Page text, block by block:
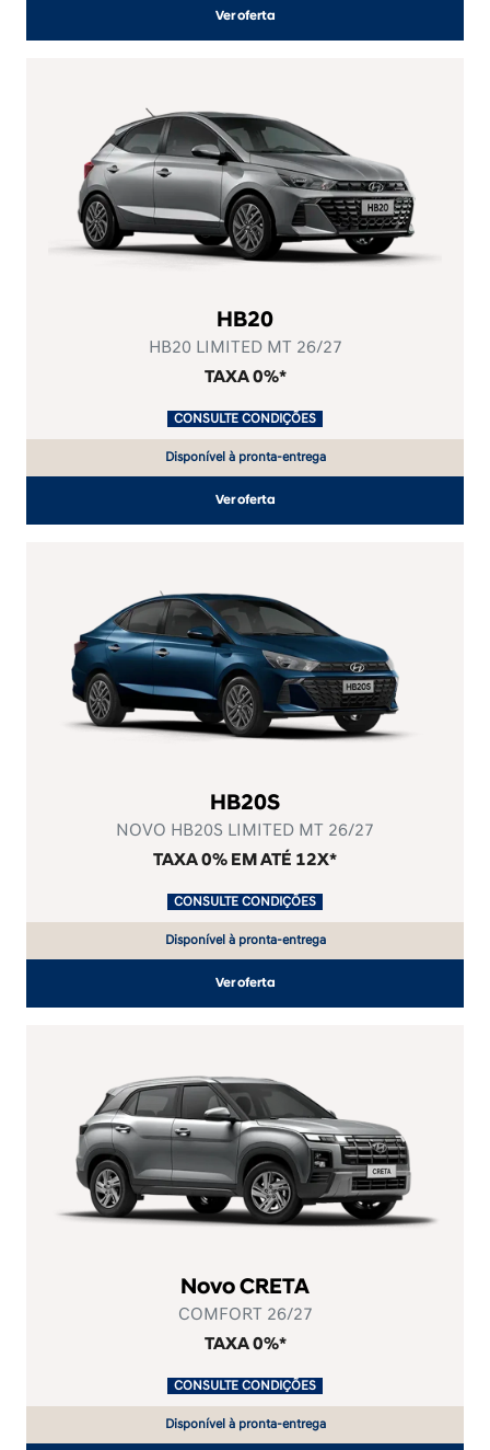
Ver oferta
HB20
HB20 LIMITED MT 26/27
TAXA 0%*
CONSULTE CONDIÇÕES
Disponível à pronta-entrega
Ver oferta
HB20S
NOVO HB20S LIMITED MT 26/27
TAXA 0% EM ATÉ 12X*
CONSULTE CONDIÇÕES
Disponível à pronta-entrega
Ver oferta
Novo CRETA
COMFORT 26/27
TAXA 0%*
CONSULTE CONDIÇÕES
Disponível à pronta-entrega